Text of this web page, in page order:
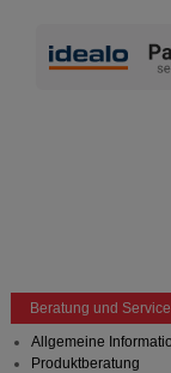
Beratung und Service
Allgemeine
Produktberatung